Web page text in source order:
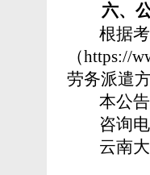
六、
根据考
（https://
劳务派遣
本公告
咨询电
云南大